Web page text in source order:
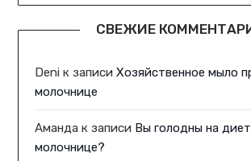
СВЕЖИЕ
Deni к записиХозяйственное мыло
молочнице
Аманда к записи Вы голодны на
молочнице?